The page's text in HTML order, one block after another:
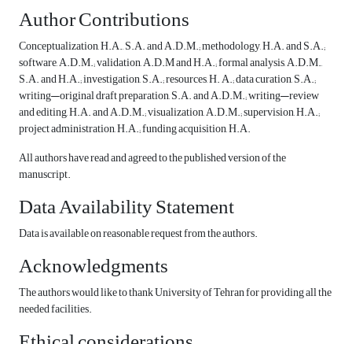
Author Contributions
Conceptualization, H.A., S.A. and A.D.M.; methodology, H.A. and S.A.;
software, A.D.M.; validation, A.D.M and H.A.; formal analysis, A.D.M.,
S.A. and H.A.; investigation, S.A.; resources, H. A.; data curation, S.A.;
writing—original draft preparation, S.A. and A.D.M.; writing—review
and editing, H.A. and A.D.M.; visualization, A.D.M.; supervision, H.A.;
project administration, H.A.; funding acquisition, H.A.
All authors have read and agreed to the published version of the
manuscript.
Data Availability Statement
Data is available on reasonable request from the authors.
Acknowledgments
The authors would like to thank University of Tehran for providing all the
needed facilities.